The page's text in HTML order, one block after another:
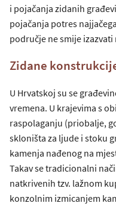
i pojačanja zidanih
pojačanja potres
područje ne smije
Zidane
U Hrvatskoj su se
vremena. U krajevima s
raspolaganju (priobalje,
skloništa za ljude i stoku
kamenja nađenog na
Takav se tradicionalni
natkrivenih tzv. lažnom
konzolnim izmicanjem